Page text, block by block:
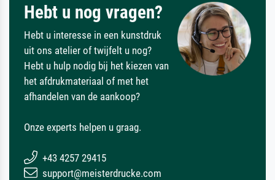
Hebt u nog vragen?
Hebt u interesse in een kunstdruk
uit ons atelier of twijfelt u nog?
Hebt u hulp nodig bij het kiezen van
het afdrukmateriaal of met het
afhandelen van de aankoop?
Onze experts helpen u graag.
+43 4257 29415
support@meisterdrucke.com